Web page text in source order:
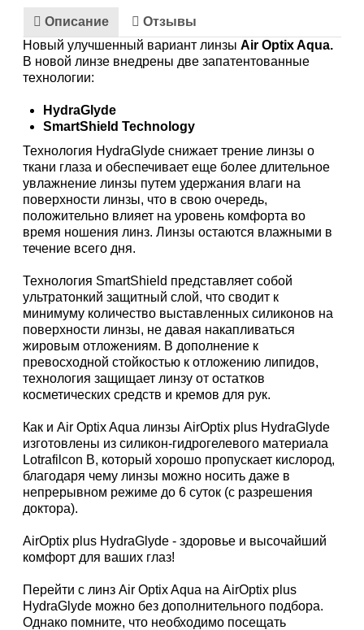
Описание
Отзывы
Новый улучшенный вариант линзы Air Optix Aqua.
В новой линзе внедрены две запатентованные
технологии:
HydraGlyde
SmartShield Technology
Технология HydraGlyde снижает трение линзы о
ткани глаза и обеспечивает еще более длительное
увлажнение линзы путем удержания влаги на
поверхности линзы, что в свою очередь,
положительно влияет на уровень комфорта во
время ношения линз. Линзы остаются влажными в
течение всего дня.
Технология SmartShield представляет собой
ультратонкий защитный слой, что сводит к
минимуму количество выставленных силиконов на
поверхности линзы, не давая накапливаться
жировым отложениям. В дополнение к
превосходной стойкостью к отложению липидов,
технология защищает линзу от остатков
косметических средств и кремов для рук.
Как и Air Optix Aqua линзы AirOptix plus HydraGlyde
изготовлены из силикон-гидрогелевого материала
Lotrafilcon B, который хорошо пропускает кислород,
благодаря чему линзы можно носить даже в
непрерывном режиме до 6 суток (с разрешения
доктора).
AirOptix plus HydraGlyde - здоровье и высочайший
комфорт для ваших глаз!
Перейти с линз Air Optix Aqua на AirOptix plus
HydraGlyde можно без дополнительного подбора.
Однако помните, что необходимо посещать